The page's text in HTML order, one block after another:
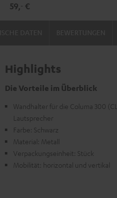
Schwarz
59,‐ €
Highlights
Die Vorteile im Überblick
Wandhalter für die Columa 300
Lautsprecher
Farbe: Schwarz
Material: Metall
Verpackungseinheit: Stück
Mobilität: horizontal und vertikal